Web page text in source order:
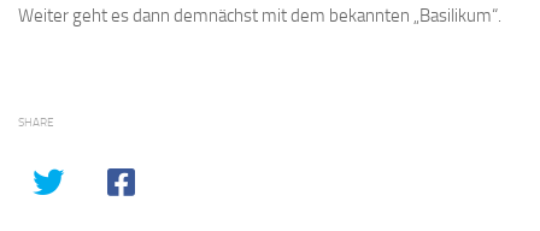
Weiter geht es dann demnächst mit dem bekannten „Basilikum“.
SHARE